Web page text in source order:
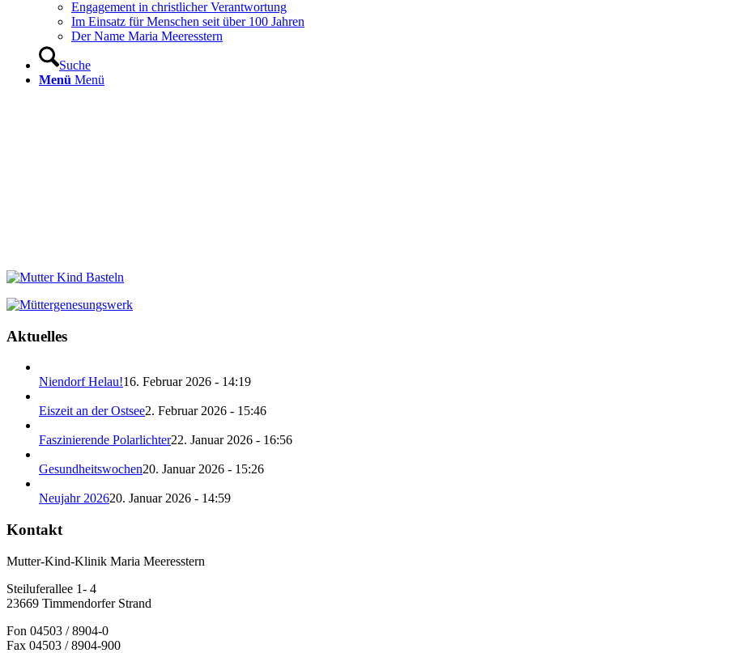
Engagement in christlicher Verantwortung
Im Einsatz für Menschen seit über 100 Jahren
Der Name Maria Meeresstern
Suche
Menü Menü
Aktuelles
Niendorf Helau!16. Februar 2026 - 14:19
Eiszeit an der Ostsee2. Februar 2026 - 15:46
Faszinierende Polarlichter22. Januar 2026 - 16:56
Gesundheitswochen20. Januar 2026 - 15:26
Neujahr 202620. Januar 2026 - 14:59
Kontakt
Mutter-Kind-Klinik Maria Meeresstern
Steiluferallee 1- 4
23669 Timmendorfer Strand
Fon 04503 / 8904-0
Fax 04503 / 8904-900